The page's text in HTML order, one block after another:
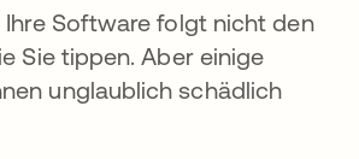
Ihre Software folgt nicht den
Sie tippen. Aber einige
unglaublich schädlich